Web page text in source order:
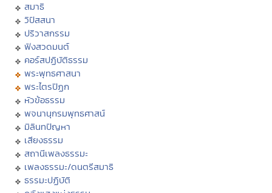
สมาธิ
วิปัสสนา
ปริวาสกรรม
ฟังสวดมนต์
คอร์สปฏิบัติธรรม
พระพุทธศาสนา
พระไตรปิฏก
หัวข้อธรรม
พจนานุกรมพุทธศาสน์
มิลินทปัญหา
เสียงธรรม
สถานีเพลงธรรมะ
เพลงธรรมะ/ดนตรีสมาธิ
ธรรมะปฏิบัติ